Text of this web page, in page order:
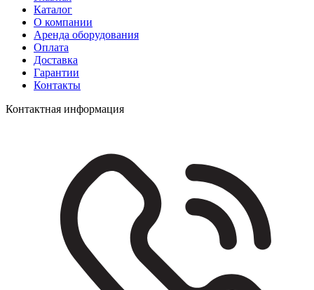
Каталог
О компании
Аренда оборудования
Оплата
Доставка
Гарантии
Контакты
Контактная информация